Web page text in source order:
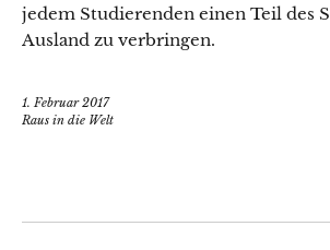
jedem Studierenden einen Teil des
Ausland zu verbringen.
1. Februar 2017
Raus in die Welt